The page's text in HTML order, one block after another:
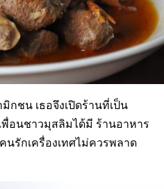
กชน เธอจึงเปิดร้านที่เป็น
พื่อนชาวมุสลิมได้มี ร้านอาหาร
รักเครื่องเทศไม่ควรพลาด